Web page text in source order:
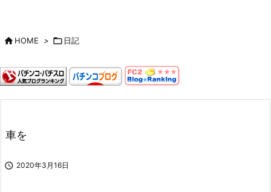
HOME >  日記
車を
 2020年3月16日